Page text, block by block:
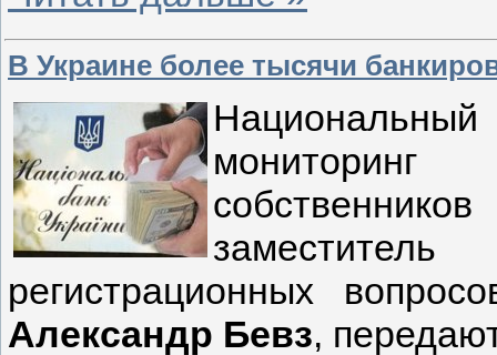
В Украине более тысячи
регистрационных
Александр Бевз,